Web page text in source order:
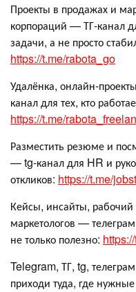
Проекты в продажах и
корпораций — ТГ-канал
задачи, а не просто
https://t.me/rabota_go
Удалёнка, онлайн-
канал для тех, кто
https://t.me/
Разместить резюме и
— tg-канал для HR и
откликов: https://t.me/
Кейсы, инсайты,
маркетологов —
не только полезно:
Telegram, ТГ, tg,
приходи туда, где